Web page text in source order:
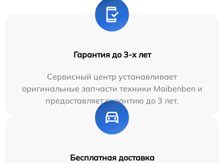
Гарантия до 3-х лет
Сервисный центр устанавливает
оригинальные запчасти техники Maibenben и
предоставляет гарантию до 3 лет.
Бесплатная доставка